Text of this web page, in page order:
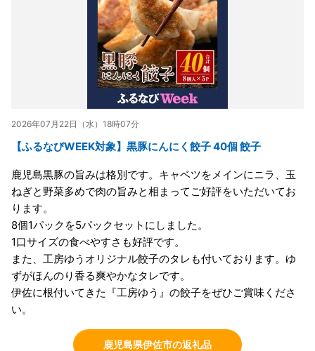
2026年07月22日（水）18時07分
【ふるなびWEEK対象】黒豚にんにく餃子 40個 餃子
鹿児島黒豚の旨みは格別です。キャベツをメインにニラ、玉
ねぎと野菜多めで肉の旨みと相まってご好評をいただいてお
ります。
8個1パックを5パックセットにしました。
1口サイズの食べやすさも好評です。
また、工房ゆうオリジナル餃子のタレも付いております。ゆ
ずがほんのり香る爽やかなタレです。
伊佐に根付いてきた『工房ゆう』の餃子をぜひご賞味くださ
い。
鹿児島県伊佐市の返礼品